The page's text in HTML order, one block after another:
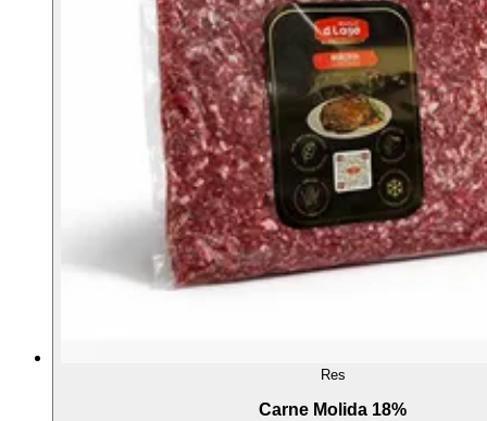
Res
Carne Molida 18%